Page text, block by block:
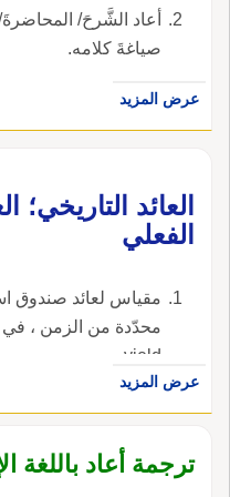
أعاد الشَّرحَ/
صياغةَ كلامه.
عرض المزيد
العائد التاريخي؛
الفعلي
مقياس لعائد صندوق
yield.
عرض المزيد
ترجمة أعاد باللغة